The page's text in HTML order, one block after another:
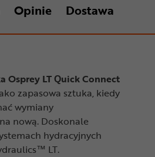
Opinie Dostawa
Osprey LT Quick Connect
zapasowa sztuka, kiedy
wymiany
nową. Doskonale
hydracyjnych
LT.